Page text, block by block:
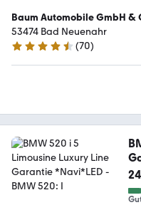
Baum Automobile GmbH &
53474 Bad Neuenahr
4.4 Sterne
(70)